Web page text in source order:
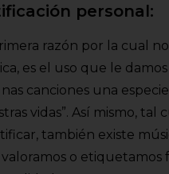
personal:
razón por la cual
es el uso que le damos
canciones una
vidas”. Así mismo, tal
también existe
o etiquetamos